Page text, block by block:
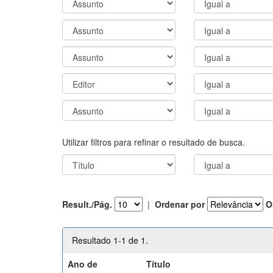
Utilizar filtros para refinar o resultado de busca.
Result./Pág. | Ordenar por
Resultado 1-1 de 1.
Ano de
Título